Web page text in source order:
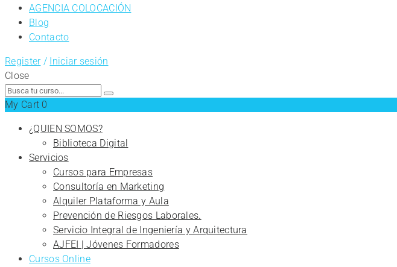
AGENCIA COLOCACIÓN
Blog
Contacto
Register/ Iniciar sesión
Close
Search
for:
My Cart 0
¿QUIEN SOMOS?
Biblioteca Digital
Servicios
Cursos para Empresas
Consultoría en Marketing
Alquiler Plataforma y Aula
Prevención de Riesgos Laborales.
Servicio Integral de Ingeniería y Arquitectura
AJFEI | Jóvenes Formadores
Cursos Online